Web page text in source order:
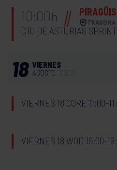
10:00h TRASONA
CTO DE ASTURIAS
18 VIERNES
AGOSTO
VIERNES 18 CORE 11:00-
VIERNES 18 WOD 19:00-